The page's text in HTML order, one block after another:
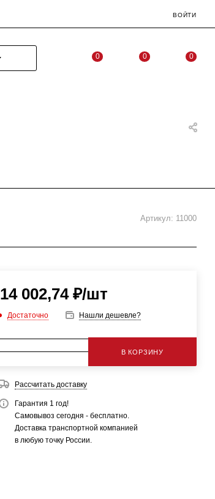
ВОЙТИ
0 0 0
Артикул: 11000
14 002,74₽/шт
Достаточно Нашли дешевле?
В КОРЗИНУ
Рассчитать доставку
Гарантия 1 год!
Самовывоз сегодня - бесплатно.
Доставка транспортной компанией
в любую точку России.